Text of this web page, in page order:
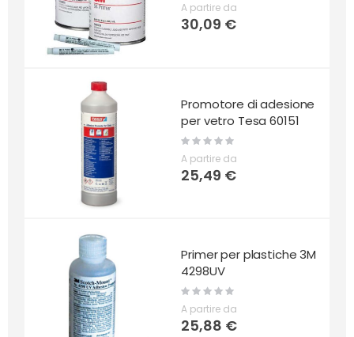
A partire da
30,09 €
Promotore di adesione
per vetro Tesa 60151
Rating:
0%
A partire da
25,49 €
Primer per plastiche 3M
4298UV
Rating:
A partire da
25,88 €